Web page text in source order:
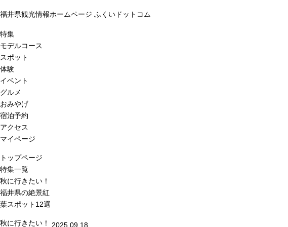
福井県観光情報ホームページ ふくいドットコム
特集
モデルコース
スポット
体験
イベント
グルメ
おみやげ
宿泊予約
アクセス
マイページ
トップページ
特集一覧
秋に行きたい！
福井県の絶景紅
葉スポット12選
秋に行きたい！ 2025.09.18